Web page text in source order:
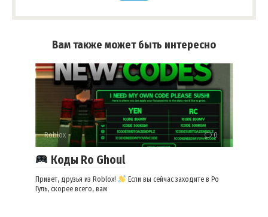
Вам также может быть интересно
Roblox 0
Коды Ro Ghoul
Привет, друзья из Roblox!
Если вы сейчас заходите в Ро
Гуль, скорее всего, вам